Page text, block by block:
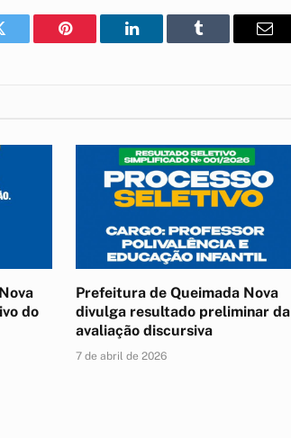
Pinterest LinkedIn Tumblr
E-
do
Prefeitura de Queimada Nova
divulga resultado preliminar da
avaliação discursiva
7 de abril de 2026